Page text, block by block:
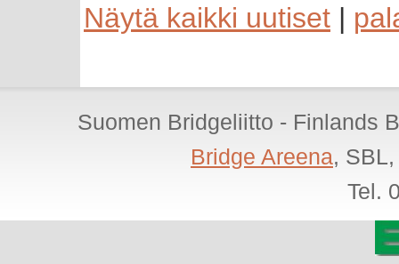
Näytä kaikki uutiset |
Suomen Bridgeliitto - Finlands
Bridge Areena,
Tel.